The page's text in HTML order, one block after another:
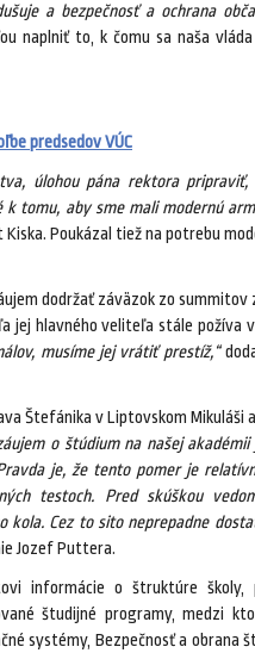
a bezpečnosť a ochrana
naplniť to, k čomu sa naša
predsedov VÚC
úlohou pána rektora
tomu, aby sme mali modernú
Poukázal tiež na potrebu
dodržať záväzok zo summitov
jej hlavného veliteľa stále požíva
musíme jej vrátiť prestíž,“
Štefánika v Liptovskom Mikuláši
o štúdium na našej
je, že tento pomer je
testoch. Pred skúškou
kola. Cez to sito neprepadne
Jozef Puttera.
informácie o štruktúre školy,
študijné programy, medzi
systémy, Bezpečnosť a obrana